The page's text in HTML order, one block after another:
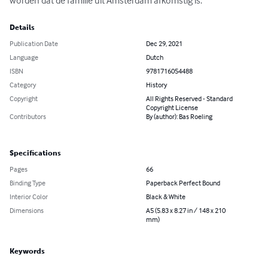
Details
Publication Date
Dec 29, 2021
Language
Dutch
ISBN
9781716054488
Category
History
Copyright
All Rights Reserved - Standard
Copyright License
Contributors
By (author): Bas Roeling
Specifications
Pages
66
Binding Type
Paperback Perfect Bound
Interior Color
Black & White
Dimensions
A5 (5.83 x 8.27 in / 148 x 210
mm)
Keywords